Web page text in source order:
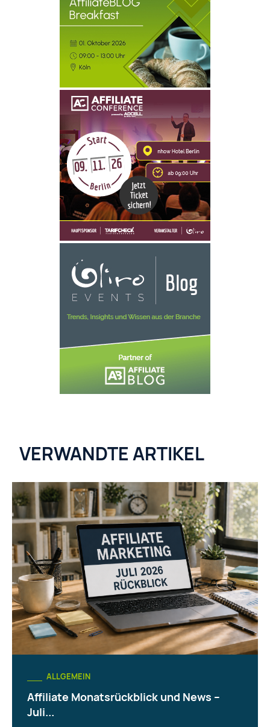
VERWANDTE ARTIKEL
ALLGEMEIN
Affiliate Monatsrückblick und News –
Juli...